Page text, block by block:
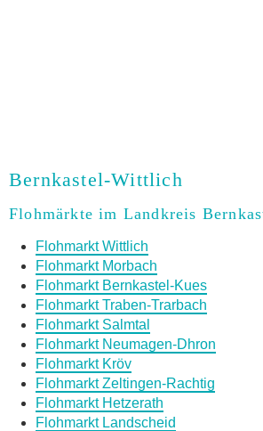
Bernkastel-Wittlich
Flohmärkte im Landkreis
Flohmarkt Wittlich
Flohmarkt Morbach
Flohmarkt Bernkastel-Kues
Flohmarkt Traben-Trarbach
Flohmarkt Salmtal
Flohmarkt Neumagen-Dhron
Flohmarkt Kröv
Flohmarkt Zeltingen-Rachtig
Flohmarkt Hetzerath
Flohmarkt Landscheid